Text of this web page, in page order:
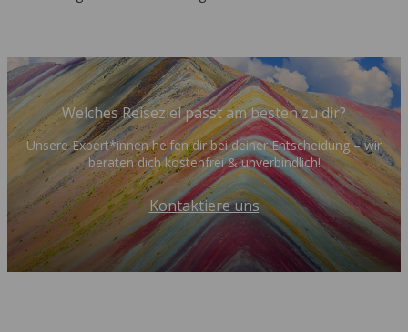
Welches Reiseziel passt am besten zu dir?
Unsere Expert*innen helfen dir bei deiner Entscheidung – wir
beraten dich kostenfrei & unverbindlich!
Kontaktiere uns